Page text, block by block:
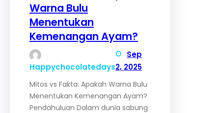
Warna Bulu
Menentukan
Kemenangan Ayam?
Happychocolatedays
Sep
2, 2025
Mitos vs Fakta: Apakah Warna Bulu
Menentukan Kemenangan Ayam?
Pendahuluan Dalam dunia sabung